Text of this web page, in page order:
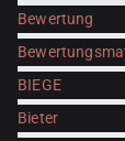
Bewertung
BIEGE
Bieter